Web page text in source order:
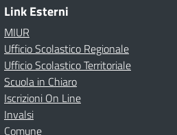
Link Esterni
MIUR
Ufficio Scolastico Regionale
Ufficio Scolastico Territoriale
Scuola in Chiaro
Iscrizioni On Line
Invalsi
Comune